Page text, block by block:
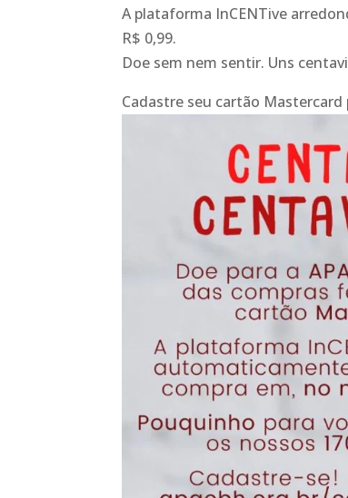
A plataforma InCENTive
R$ 0,99.
Doe sem nem sentir. Uns
Cadastre seu cartão